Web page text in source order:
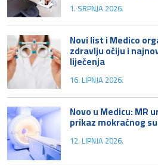
1. SRPNJA 2026.
Novi list i Medico
zdravlju očiju i
liječenja
16. LIPNJA 2026.
Novo u Medicu: MR
prikaz mokraćnog
12. LIPNJA 2026.